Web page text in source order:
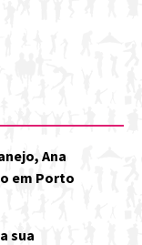
Ana
em Porto
sua